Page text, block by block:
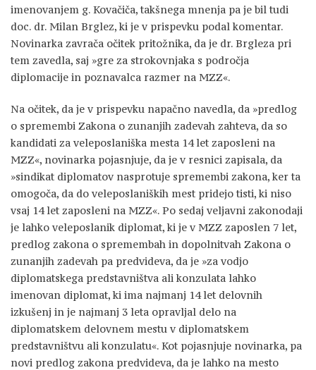
imenovanjem g. Kovačiča, takšnega mnenja pa je bil tudi
doc. dr. Milan Brglez, ki je v prispevku podal komentar.
Novinarka zavrača očitek pritožnika, da je dr. Brgleza pri
tem zavedla, saj »gre za strokovnjaka s področja
diplomacije in poznavalca razmer na MZZ«.
Na očitek, da je v prispevku napačno navedla, da »predlog
o spremembi Zakona o zunanjih zadevah zahteva, da so
kandidati za veleposlaniška mesta 14 let zaposleni na
MZZ«, novinarka pojasnjuje, da je v resnici zapisala, da
»sindikat diplomatov nasprotuje spremembi zakona, ker ta
omogoča, da do veleposlaniških mest pridejo tisti, ki niso
vsaj 14 let zaposleni na MZZ«. Po sedaj veljavni zakonodaji
je lahko veleposlanik diplomat, ki je v MZZ zaposlen 7 let,
predlog zakona o spremembah in dopolnitvah Zakona o
zunanjih zadevah pa predvideva, da je »za vodjo
diplomatskega predstavništva ali konzulata lahko
imenovan diplomat, ki ima najmanj 14 let delovnih
izkušenj in je najmanj 3 leta opravljal delo na
diplomatskem delovnem mestu v diplomatskem
predstavništvu ali konzulatu«. Kot pojasnjuje novinarka, pa
novi predlog zakona predvideva, da je lahko na mesto